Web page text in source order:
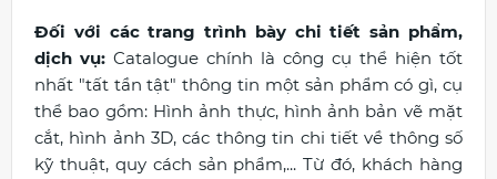
Đối với các trang trình bày chi tiết sản phẩm,
dịch vụ: Catalogue chính là công cụ thể hiện tốt
nhất "tất tần tật" thông tin một sản phẩm có gì, cụ
thể bao gồm: Hình ảnh thực, hình ảnh bản vẽ mặt
cắt, hình ảnh 3D, các thông tin chi tiết về thông số
kỹ thuật, quy cách sản phẩm,... Từ đó, khách hàng